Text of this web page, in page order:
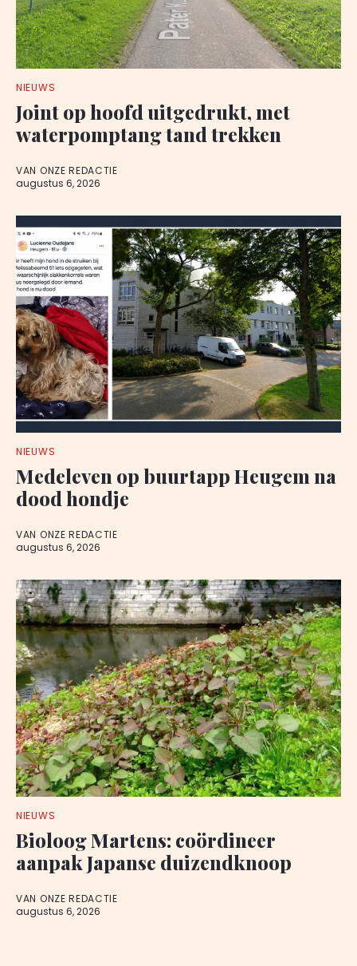
NIEUWS
Joint op hoofd uitgedrukt, met
waterpomptang tand trekken
VAN ONZE REDACTIE
augustus 6, 2026
NIEUWS
Medeleven op buurtapp Heugem na
dood hondje
VAN ONZE REDACTIE
augustus 6, 2026
NIEUWS
Bioloog Martens: coördineer
aanpak Japanse duizendknoop
VAN ONZE REDACTIE
augustus 6, 2026